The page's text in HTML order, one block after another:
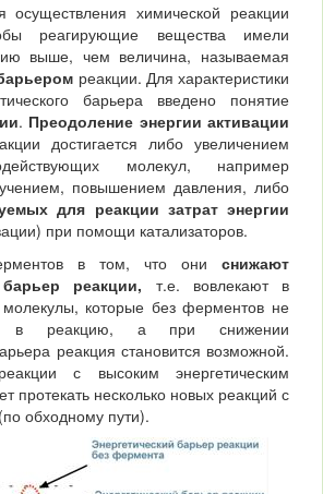
осуществления химической реакции
реагирующие вещества имели
выше, чем величина, называемая
реакции. Для характеристики
барьера введено понятие
. Преодоление энергии активации
достигается либо увеличением
молекул, например
повышением давления, либо
для реакции затрат энергии
при помощи катализаторов.
в том, что они снижают
барьер реакции, т.е. вовлекают в
которые без ферментов не
в реакцию, а при снижении
реакция становится возможной.
с высоким энергетическим
протекать несколько новых реакций с
обходному пути).